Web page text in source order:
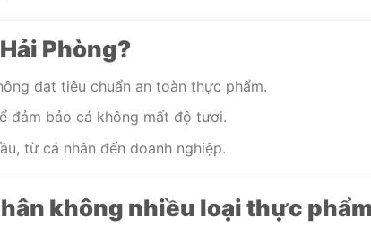
Phòng?
đạt tiêu chuẩn an toàn thực phẩm.
đảm bảo cá không mất độ tươi.
từ cá nhân đến doanh nghiệp.
không nhiều loại thực